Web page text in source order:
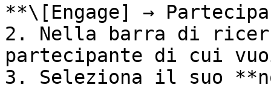
**\[Engage] →
2. Nella barra di
partecipante di cui
3. Seleziona il suo